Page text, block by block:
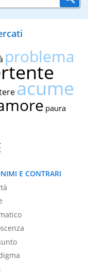
problema
acume
paura
E CONTRARI